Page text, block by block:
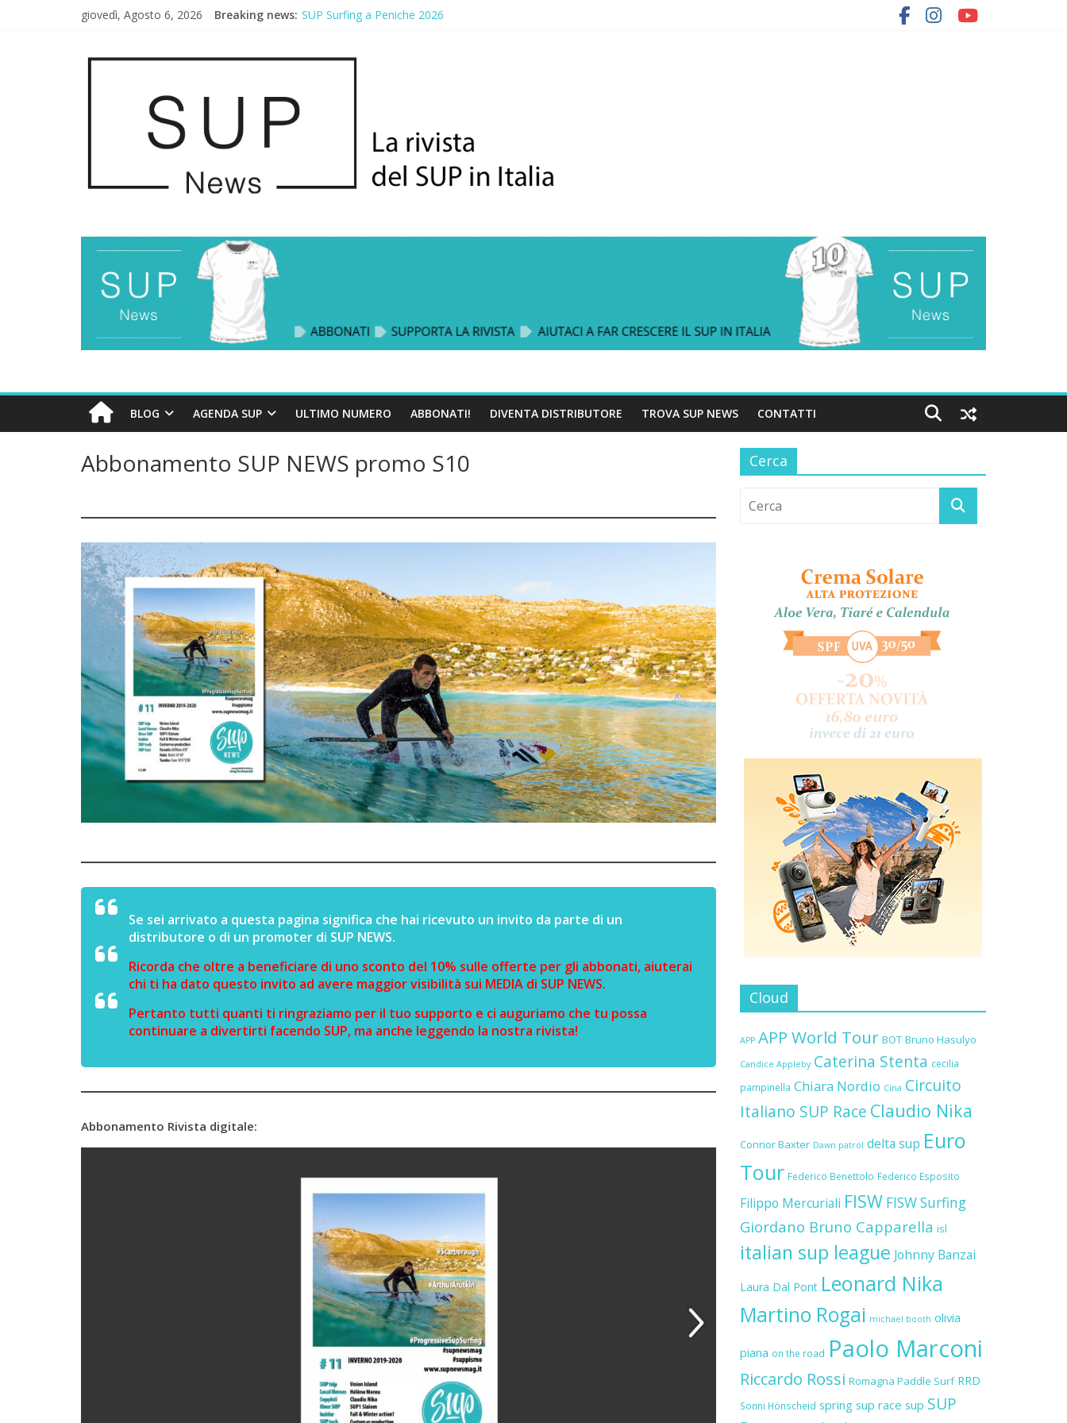
giovedì, Agosto 6, 2026 Breaking news: SUP Surfing a Peniche 2026
BLOG AGENDA SUP ULTIMO NUMERO ABBONATI! DIVENTA DISTRIBUTORE TROVA SUP NEWS CONTATTI
Abbonamento SUP NEWS promo S10
Se sei arrivato a questa pagina significa che hai ricevuto un invito da parte di un
distributore o di un promoter di SUP NEWS.
Ricorda che oltre a beneficiare di uno sconto del 10% sulle offerte per gli abbonati, aiuterai
chi ti ha dato questo invito ad avere maggior visibilità sui MEDIA di SUP NEWS.
Pertanto tutti quanti ti ringraziamo per il tuo supporto e ci auguriamo che tu possa
continuare a divertirti facendo SUP, ma anche leggendo la nostra rivista!
Abbonamento Rivista digitale:
Cerca
Cloud
APP APP World Tour BOT Bruno Hasulyo
Candice Appleby Caterina Stenta cecilia
pampinella Chiara Nordio Cina Circuito
Italiano SUP Race Claudio Nika
Connor Baxter Dawn patrol delta sup Euro
Tour Federico Benettolo Federico Esposito
Filippo Mercuriali FISW FISW Surfing
Giordano Bruno Capparella isl
italian sup league Johnny Banzai
Laura Dal Pont Leonard Nika
Martino Rogai michael booth olivia
piana on the road Paolo Marconi
Riccardo Rossi Romagna Paddle Surf RRD
Sonni Hönscheid spring sup race sup SUP